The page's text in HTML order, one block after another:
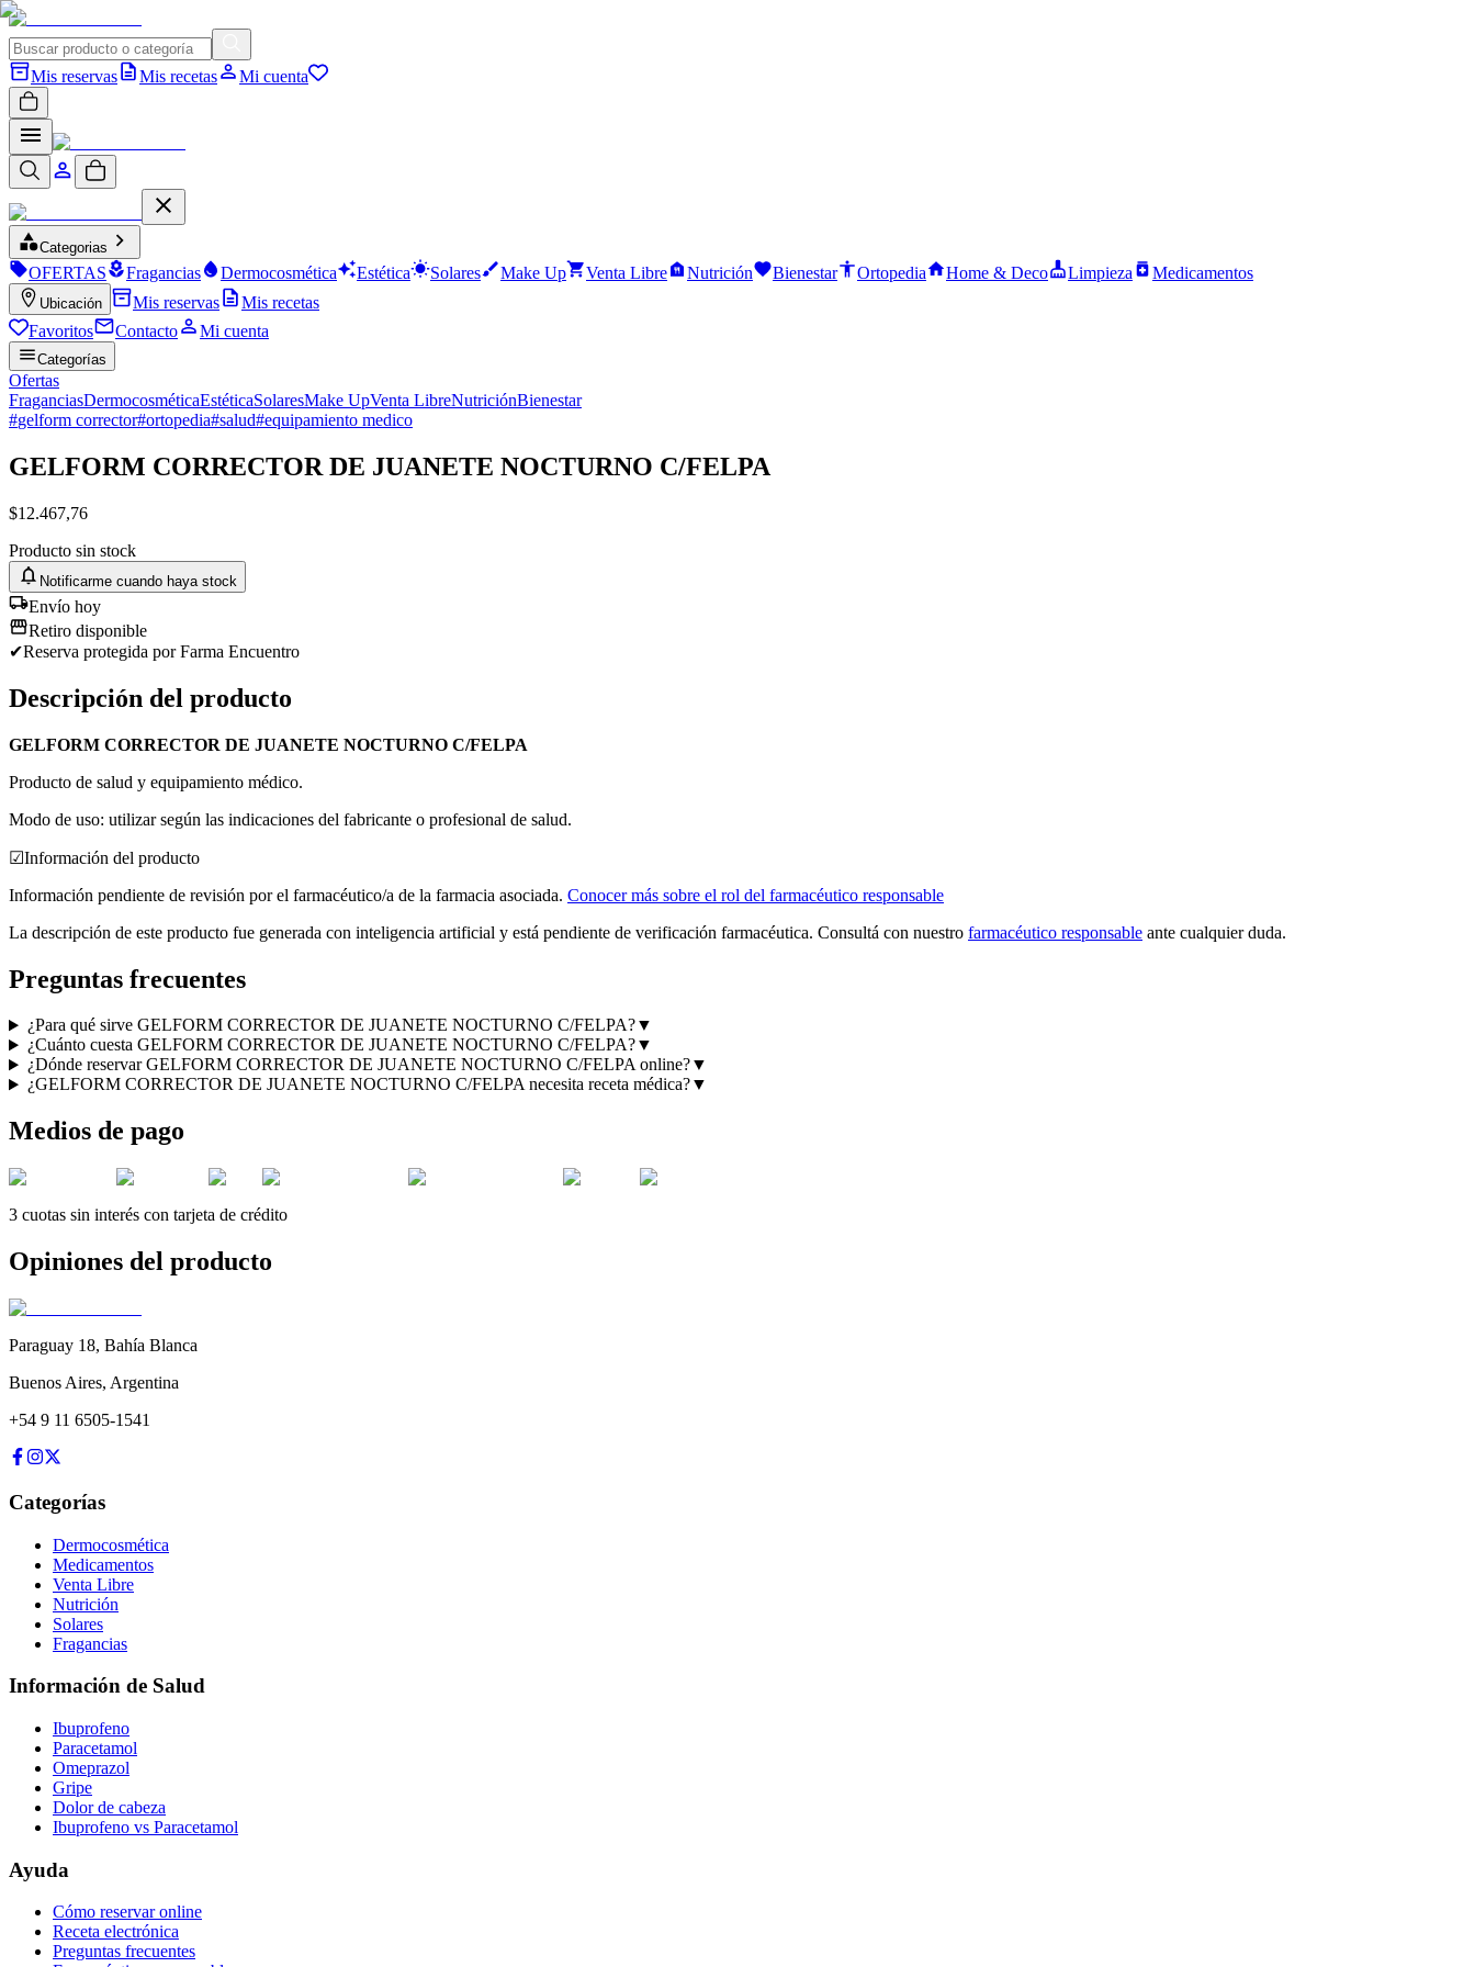
Mis reservas Mis recetas Mi cuenta
Categorias
OFERTAS Fragancias Dermocosmética Estética Solares Make Up Venta Libre Nutrición Bienestar Ortopedia Home & Deco Limpieza Medicamentos
Ubicación Mis reservas
Mis recetas
Favoritos
Contacto Mi cuenta
Categorías
Ofertas
FraganciasDermocosméticaEstéticaSolaresMake UpVenta LibreNutriciónBienestar
#gelform corrector#ortopedia#salud#equipamiento medico
GELFORM CORRECTOR DE JUANETE NOCTURNO C/FELPA
$12.467,76
Producto sin stock
Notificarme cuando haya stock
Envío hoy
Retiro disponible
✔Reserva protegida por Farma Encuentro
Descripción del producto
GELFORM CORRECTOR DE JUANETE NOCTURNO C/FELPA
Producto de salud y equipamiento médico.
Modo de uso: utilizar según las indicaciones del fabricante o profesional de salud.
☑Información del producto
Información pendiente de revisión por el farmacéutico/a de la farmacia asociada. Conocer más sobre el rol del farmacéutico responsable
La descripción de este producto fue generada con inteligencia artificial y está pendiente de verificación farmacéutica. Consultá con nuestro farmacéutico responsable ante cualquier duda.
Preguntas frecuentes
¿Para qué sirve GELFORM CORRECTOR DE JUANETE NOCTURNO C/FELPA?▼
¿Cuánto cuesta GELFORM CORRECTOR DE JUANETE NOCTURNO C/FELPA?▼
¿Dónde reservar GELFORM CORRECTOR DE JUANETE NOCTURNO C/FELPA online?▼
¿GELFORM CORRECTOR DE JUANETE NOCTURNO C/FELPA necesita receta médica?▼
Medios de pago
3 cuotas sin interés con tarjeta de crédito
Opiniones del producto
Paraguay 18, Bahía Blanca
Buenos Aires, Argentina
+54 9 11 6505-1541
Categorías
Dermocosmética
Medicamentos
Venta Libre
Nutrición
Solares
Fragancias
Información de Salud
Ibuprofeno
Paracetamol
Omeprazol
Gripe
Dolor de cabeza
Ibuprofeno vs Paracetamol
Ayuda
Cómo reservar online
Receta electrónica
Preguntas frecuentes